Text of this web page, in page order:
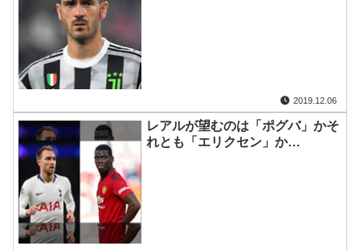
2019.12.06
レアルが望むのは「ポグバ」かそ
れとも「エリクセン」か…